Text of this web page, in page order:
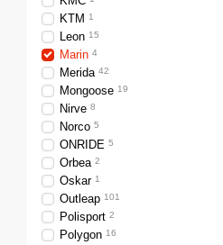
KTM 1
Leon 15
Marin 4
Merida 42
Mongoose 19
Nirve 8
Norco 5
ONRIDE 5
Orbea 2
Oskar 1
Outleap 101
Polisport 2
Polygon 16